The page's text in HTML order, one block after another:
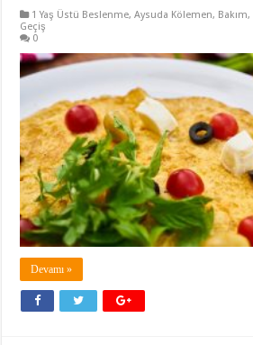
1 Yaş Üstü Beslenme,Aysuda Kölemen, Bakım,
Geçiş
0
Devamı »